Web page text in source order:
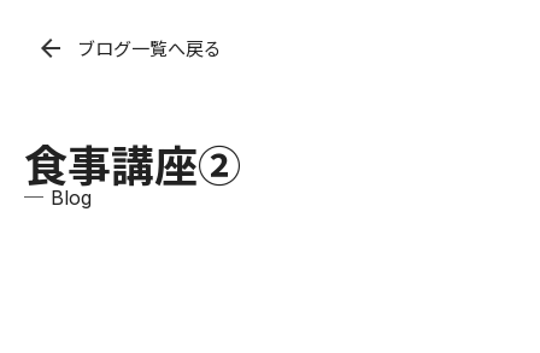
arrow_back ブログ一覧へ戻る
食事講座②
─ Blog